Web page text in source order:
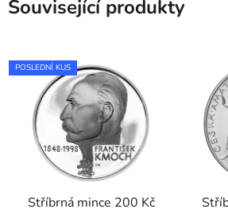
Související produkty
POSLEDNÍ KUS
Stříbrná mince 200 Kč